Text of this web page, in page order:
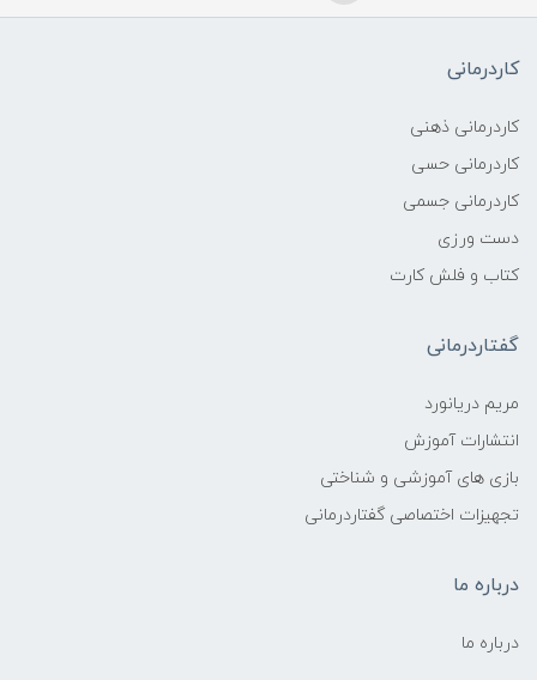
کاردرمانی
کاردرمانی ذهنی
کاردرمانی حسی
کاردرمانی جسمی
دست ورزی
کتاب و فلش کارت
گفتاردرمانی
مریم دریانورد
انتشارات آموزش
بازی های آموزشی و شناختی
تجهیزات اختصاصی گفتاردرمانی
درباره ما
درباره ما